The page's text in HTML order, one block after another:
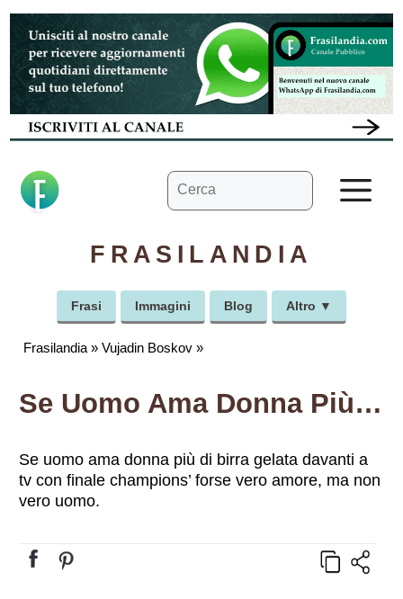
Vai
contenuto
Ricerca
per:
FRASILANDIA
Frasi Immagini Blog Altro ▼
Frasilandia »Vujadin Boskov »
Se Uomo Ama Donna Più Di Birra Gelata Davanti A Tv Con Finale Champions’ Forse Vero Amore, Ma Non Vero Uomo.
Se uomo ama donna più di birra gelata davanti a
tv con finale champions’ forse vero amore, ma non
vero uomo.